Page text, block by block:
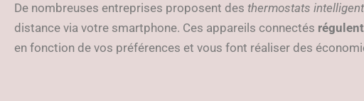
De nombreuses entreprises proposent des thermostats
distance via votre smartphone. Ces appareils connectés
en fonction de vos préférences et vous font réaliser des